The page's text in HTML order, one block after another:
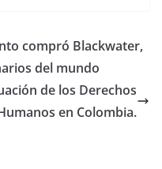
compró Blackwater,
del mundo
de los Derechos
en Colombia.